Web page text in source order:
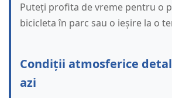
Puteți profita de vreme pentru o
bicicleta în parc sau o ieșire la o
Condiții atmosferice
azi